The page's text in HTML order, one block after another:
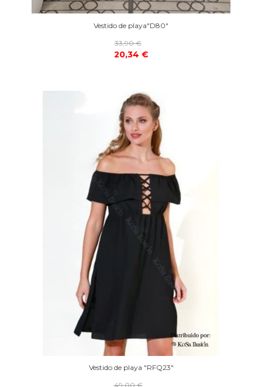
Vestido de playa"D80"
33,90 €
20,34 €
Vestido de playa "RFQ23"
49,00 €